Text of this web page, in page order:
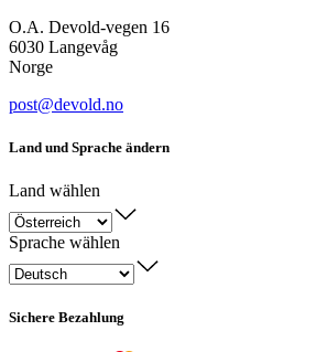
O.A. Devold-vegen 16
6030 Langevåg
Norge
post@devold.no
Land und Sprache ändern
Land wählen
Sprache wählen
Sichere Bezahlung